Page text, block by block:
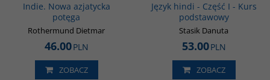
Indie. Nowa azjatycka
potęga
Rothermund Dietmar
46.00PLN
ZOBACZ
Język hindi - Część I - Kurs
podstawowy
Stasik Danuta
53.00PLN
ZOBACZ